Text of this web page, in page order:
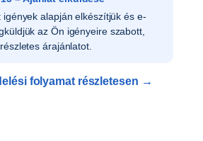
elfogadását követően ellenőrizzük
és rendelését rögzítjük
rendszerünkben.
folyamat részletesen →